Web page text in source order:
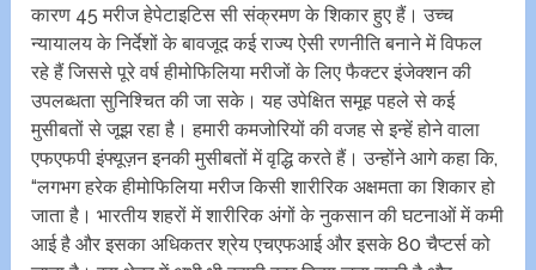
कारण 45 मरीज हेपेटाइटिस सी संक्रमण के शिकार हुए हैं। उच्च
न्यायालय के निर्देशों के बावजूद कई राज्य ऐसी रणनीति बनाने में विफल
रहे हैं जिससे पूरे वर्ष हीमोफिलिया मरीजों के लिए फैक्टर इंजेक्शन की
उपलब्धता सुनिश्चित की जा सके। यह उपेक्षित समूह पहले से कई
मुसीबतों से जूझ रहा है। हमारी कमजोरियों की वजह से इन्हें होने वाला
एफएफपी इंफ्यूज़न इनकी मुसीबतों में वृद्धि करते हैं। उन्होंने आगे कहा कि,
“लगभग हरेक हीमोफिलिया मरीज किसी शारीरिक अक्षमता का शिकार हो
जाता है। भारतीय शहरों में शारीरिक अंगों के नुकसान की घटनाओं में कमी
आई है और इसका अधिकतर श्रेय एचएफआई और इसके 80 चैप्टर्स को